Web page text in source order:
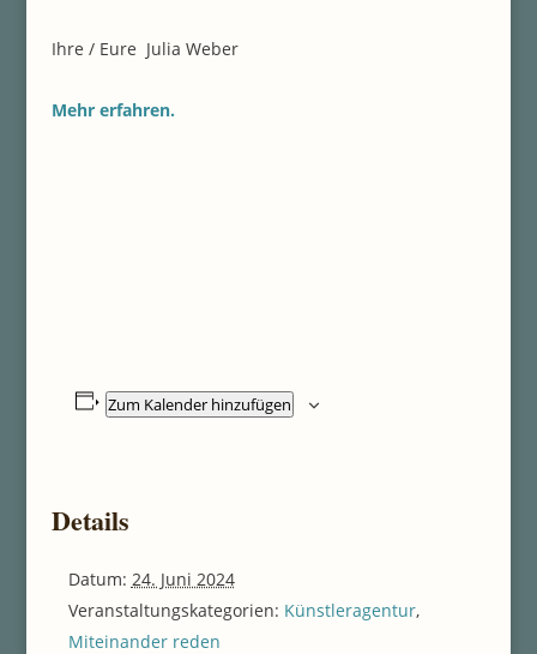
Ihre / Eure Julia Weber
Mehr erfahren.
Zum Kalender hinzufügen
Details
Datum: 24. Juni 2024
Veranstaltungskategorien: Künstleragentur,
Miteinander reden